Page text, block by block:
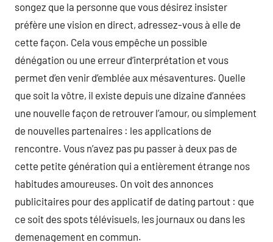
songez que la personne que vous désirez insister
préfère une vision en direct, adressez-vous à elle de
cette façon. Cela vous empêche un possible
dénégation ou une erreur d’interprétation et vous
permet d’en venir d’emblée aux mésaventures. Quelle
que soit la vôtre, il existe depuis une dizaine d’années
une nouvelle façon de retrouver l’amour, ou simplement
de nouvelles partenaires : les applications de
rencontre. Vous n’avez pas pu passer à deux pas de
cette petite génération qui a entièrement étrange nos
habitudes amoureuses. On voit des annonces
publicitaires pour des applicatif de dating partout : que
ce soit des spots télévisuels, les journaux ou dans les
demenagement en commun.